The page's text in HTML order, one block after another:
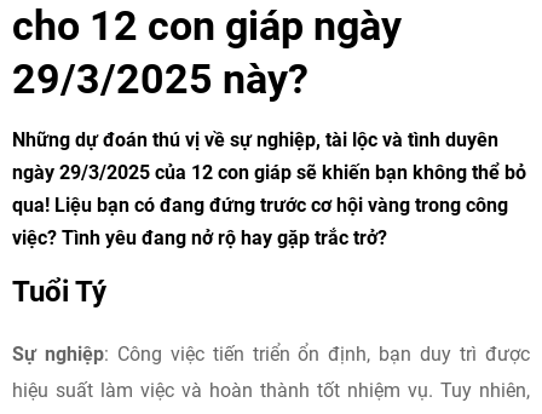
cho 12 con giáp ngày
29/3/2025 này?
Những dự đoán thú vị về sự nghiệp, tài lộc và tình duyên
ngày 29/3/2025 của 12 con giáp sẽ khiến bạn không thể bỏ
qua! Liệu bạn có đang đứng trước cơ hội vàng trong công
việc? Tình yêu đang nở rộ hay gặp trắc trở?
Tuổi Tý
Sự nghiệp: Công việc tiến triển ổn định, bạn duy trì được
hiệu suất làm việc và hoàn thành tốt nhiệm vụ.​ Tuy nhiên,